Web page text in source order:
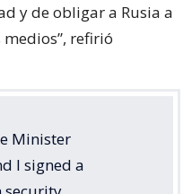
y de obligar a Rusia a
refirió
Minister
I signed a